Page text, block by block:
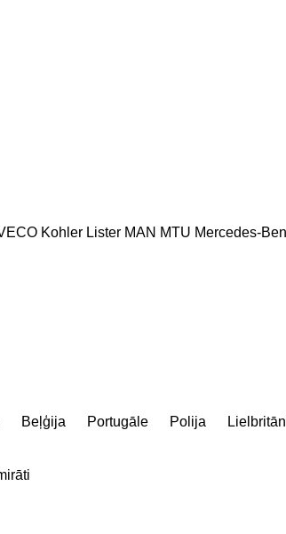
Kohler Lister MAN MTU Mercedes-
Beļģija Portugāle Polija